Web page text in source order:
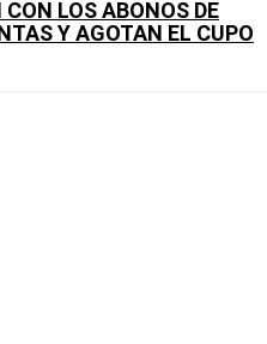
LOS ABONOS DE
Y AGOTAN EL CUPO